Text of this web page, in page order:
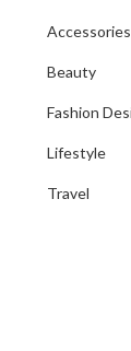
Accessories
Beauty
Fashion
Lifestyle
Travel